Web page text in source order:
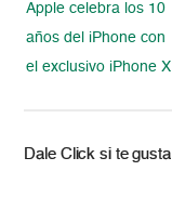
Apple celebra los 10
años del iPhone con
el exclusivo iPhone X
Dale Click si te gusta